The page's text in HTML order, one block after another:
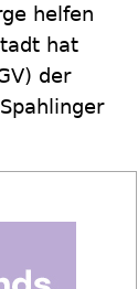
helfen
hat
der